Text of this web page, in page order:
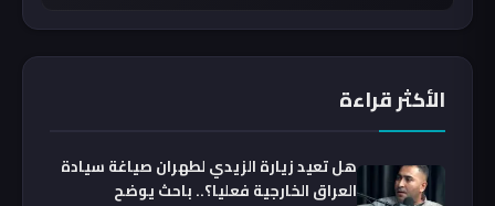
الأكثر قراءة
هل تعيد زيارة الزيدي لطهران صياغة سيادة
العراق الخارجية فعليا؟.. باحث يوضح